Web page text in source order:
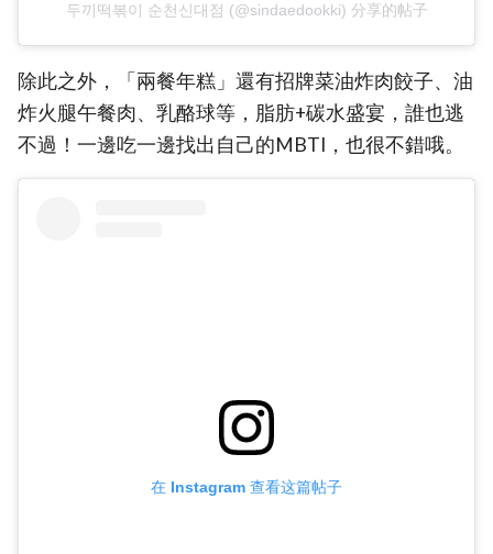
두끼떡볶이 순천신대점 (@sindaedookki) 分享的帖子
除此之外，「兩餐年糕」還有招牌菜油炸肉餃子、油
炸火腿午餐肉、乳酪球等，脂肪+碳水盛宴，誰也逃
不過！一邊吃一邊找出自己的MBTI，也很不錯哦。
在 Instagram 查看这篇帖子